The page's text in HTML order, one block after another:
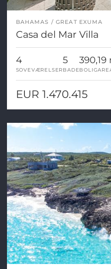
BAHAMAS GREAT EXUMA
Casa del Mar Villa
4
SOVEVÆRELSER
5
BADE
390,19
EUR 1.470.415